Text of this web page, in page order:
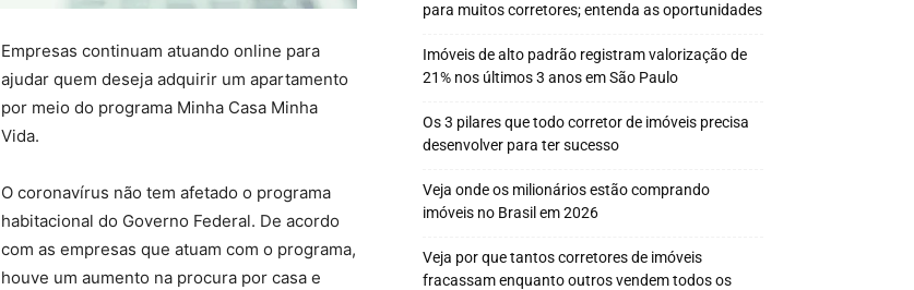
Empresas continuam atuando online para
ajudar quem deseja adquirir um apartamento
por meio do programa Minha Casa Minha
Vida.
O coronavírus não tem afetado o programa
habitacional do Governo Federal. De acordo
com as empresas que atuam com o programa,
houve um aumento na procura por casa e
para muitos corretores; entenda as oportunidades
Imóveis de alto padrão registram valorização de
21% nos últimos 3 anos em São Paulo
Os 3 pilares que todo corretor de imóveis precisa
desenvolver para ter sucesso
Veja onde os milionários estão comprando
imóveis no Brasil em 2026
Veja por que tantos corretores de imóveis
fracassam enquanto outros vendem todos os